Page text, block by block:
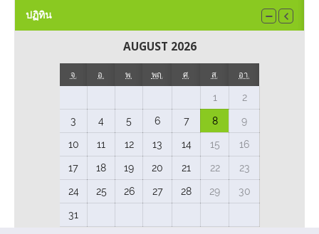
ปฏิทิน
AUGUST 2026
จ. อ. พ. พฤ. ศ. ส. อา.
1 2
3 4 5 6 7 8 9
10 11 12 13 14 15 16
17 18 19 20 21 22 23
24 25 26 27 28 29 30
31